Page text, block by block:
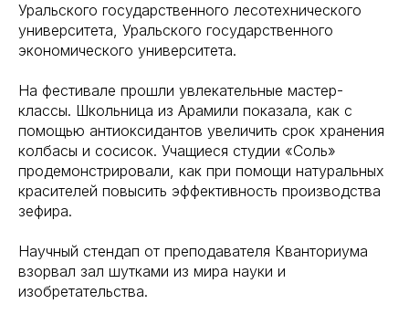
Уральского государственного лесотехнического
университета, Уральского государственного
экономического университета.
На фестивале прошли увлекательные мастер-
классы. Школьница из Арамили показала, как с
помощью антиоксидантов увеличить срок хранения
колбасы и сосисок. Учащиеся студии «Соль»
продемонстрировали, как при помощи натуральных
красителей повысить эффективность производства
зефира.
Научный стендап от преподавателя Кванториума
взорвал зал шутками из мира науки и
изобретательства.